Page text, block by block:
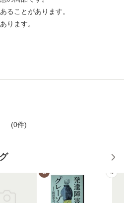
ことがあります。
ます。
(0件)
3 4